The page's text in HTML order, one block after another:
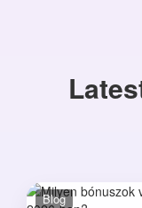
Blog